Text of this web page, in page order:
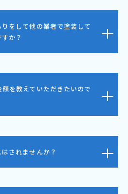
をして他の業者で塗装して
か？
を教えていただきたいので
されませんか？